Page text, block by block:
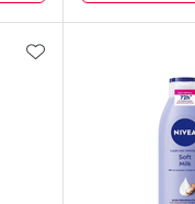
Por
ADICIONAR AOS